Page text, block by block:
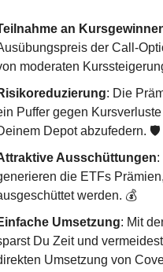
an
der Call-
moderaten
: Die
Puffer gegen
Depot abzufedern. 🛡️
Ausschüttungen:
die ETFs
werden. 💰
Umsetzung: Mit
Du Zeit und
Umsetzung von